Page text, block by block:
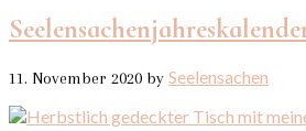
11. November 2020 by Seelensachen